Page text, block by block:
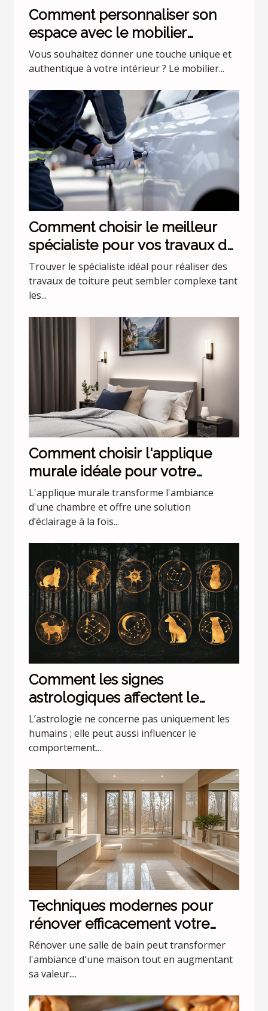
Comment personnaliser son
espace avec le mobilier
industriel ?
Vous souhaitez donner une touche unique et
authentique à votre intérieur ? Le mobilier...
Comment choisir le meilleur
spécialiste pour vos travaux de
toiture ?
Trouver le spécialiste idéal pour réaliser des
travaux de toiture peut sembler complexe tant
les...
Comment choisir l'applique
murale idéale pour votre
chambre
L'applique murale transforme l'ambiance
d'une chambre et offre une solution
d’éclairage à la fois...
Comment les signes
astrologiques affectent le
comportement de nos animaux
domestiques
L’astrologie ne concerne pas uniquement les
humains ; elle peut aussi influencer le
comportement...
Techniques modernes pour
rénover efficacement votre
salle de bain
Rénover une salle de bain peut transformer
l'ambiance d'une maison tout en augmentant
sa valeur....